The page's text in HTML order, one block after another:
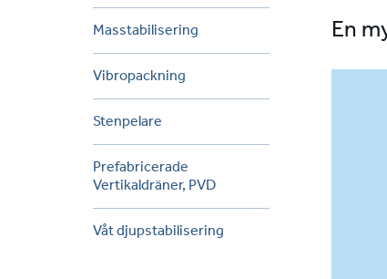
Masstabilisering
Vibropackning
Stenpelare
Prefabricerade
Vertikaldräner, PVD
Våt djupstabilisering
En